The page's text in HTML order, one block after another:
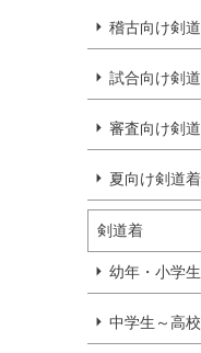
稽古向け剣
試合向け剣
審査向け剣
夏向け剣道
剣道着
幼年・小学
中学生～高